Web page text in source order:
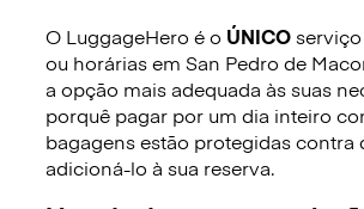
O LuggageHero é o ÚNICO
ou horárias em San Pedro de
a opção mais adequada às suas
porquê pagar por um dia inteiro
bagagens estão protegidas contra
adicioná-lo à sua reserva.